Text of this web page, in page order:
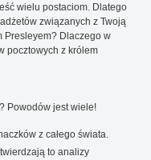
wielu postaciom. Dlatego
związanych z Twoją
Presleyem? Dlaczego w
pocztowych z królem
Powodów jest wiele!
z całego świata.
to analizy